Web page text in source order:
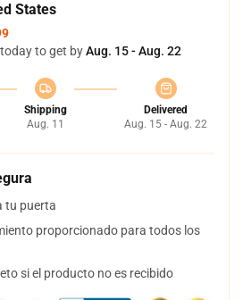
States
to get byAug. 15 - Aug. 22
Shipping
Aug. 11
Delivered
Aug. 15 - Aug. 22
tu puerta
proporcionado para todos los
si el producto no es recibido